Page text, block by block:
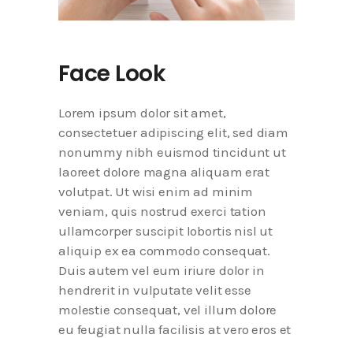
Face Look
Lorem ipsum dolor sit amet,
consectetuer adipiscing elit, sed diam
nonummy nibh euismod tincidunt ut
laoreet dolore magna aliquam erat
volutpat. Ut wisi enim ad minim
veniam, quis nostrud exerci tation
ullamcorper suscipit lobortis nisl ut
aliquip ex ea commodo consequat.
Duis autem vel eum iriure dolor in
hendrerit in vulputate velit esse
molestie consequat, vel illum dolore
eu feugiat nulla facilisis at vero eros et